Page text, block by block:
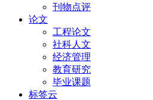
刊物点评
论文
工程论文
社科人文
经济管理
教育研究
毕业课题
标签云